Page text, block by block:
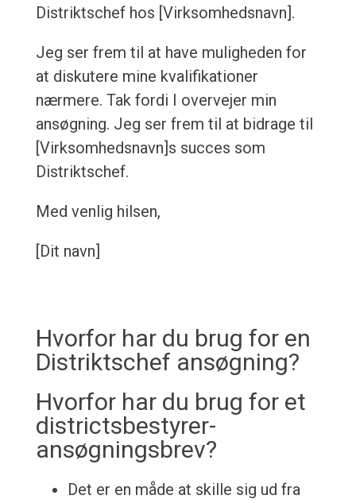
Distriktschef hos [Virksomhedsnavn].
Jeg ser frem til at have muligheden for
at diskutere mine kvalifikationer
nærmere. Tak fordi I overvejer min
ansøgning. Jeg ser frem til at bidrage til
[Virksomhedsnavn]s succes som
Distriktschef.
Med venlig hilsen,
[Dit navn]
Hvorfor har du brug for en
Distriktschef ansøgning?
Hvorfor har du brug for et
districtsbestyrer-
ansøgningsbrev?
Det er en måde at skille sig ud fra